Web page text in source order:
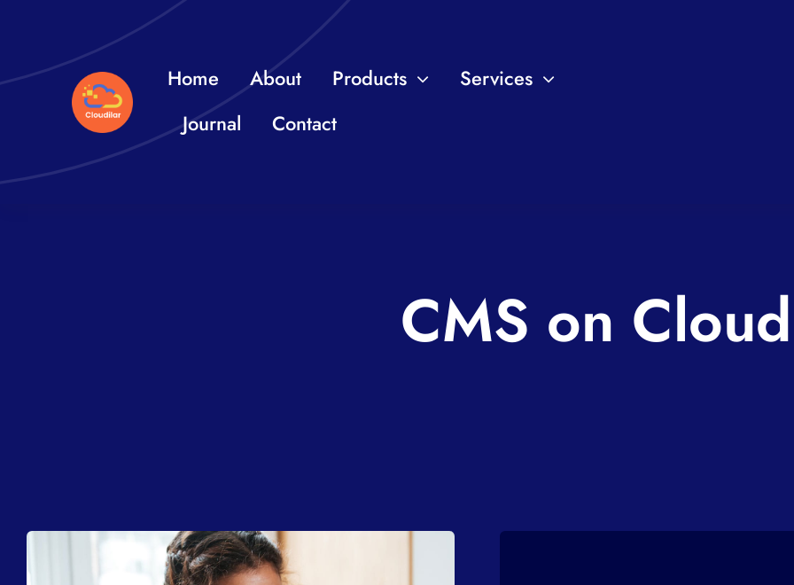
content
Home About Products
Services
Journal
Contact
CMS on Cloud